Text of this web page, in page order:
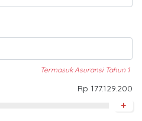
Termasuk Asuransi Tahun 1
Rp 177.129.200
+